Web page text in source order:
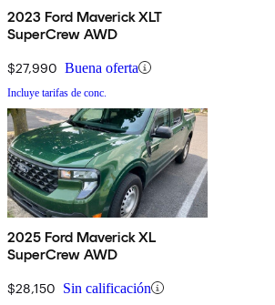
2023 Ford Maverick XLT
SuperCrew AWD
$27,990 Buena oferta
Incluye tarifas de conc.
2025 Ford Maverick XL
SuperCrew AWD
$28,150 Sin calificación